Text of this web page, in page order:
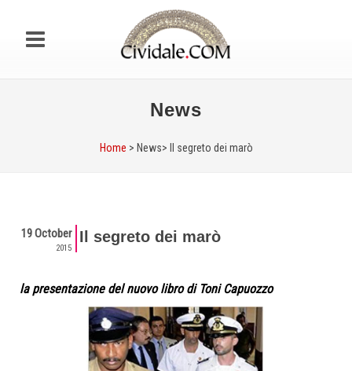
News
Home > News> Il segreto dei marò
19 October
2015
Il segreto dei marò
la presentazione del nuovo libro di Toni Capuozzo